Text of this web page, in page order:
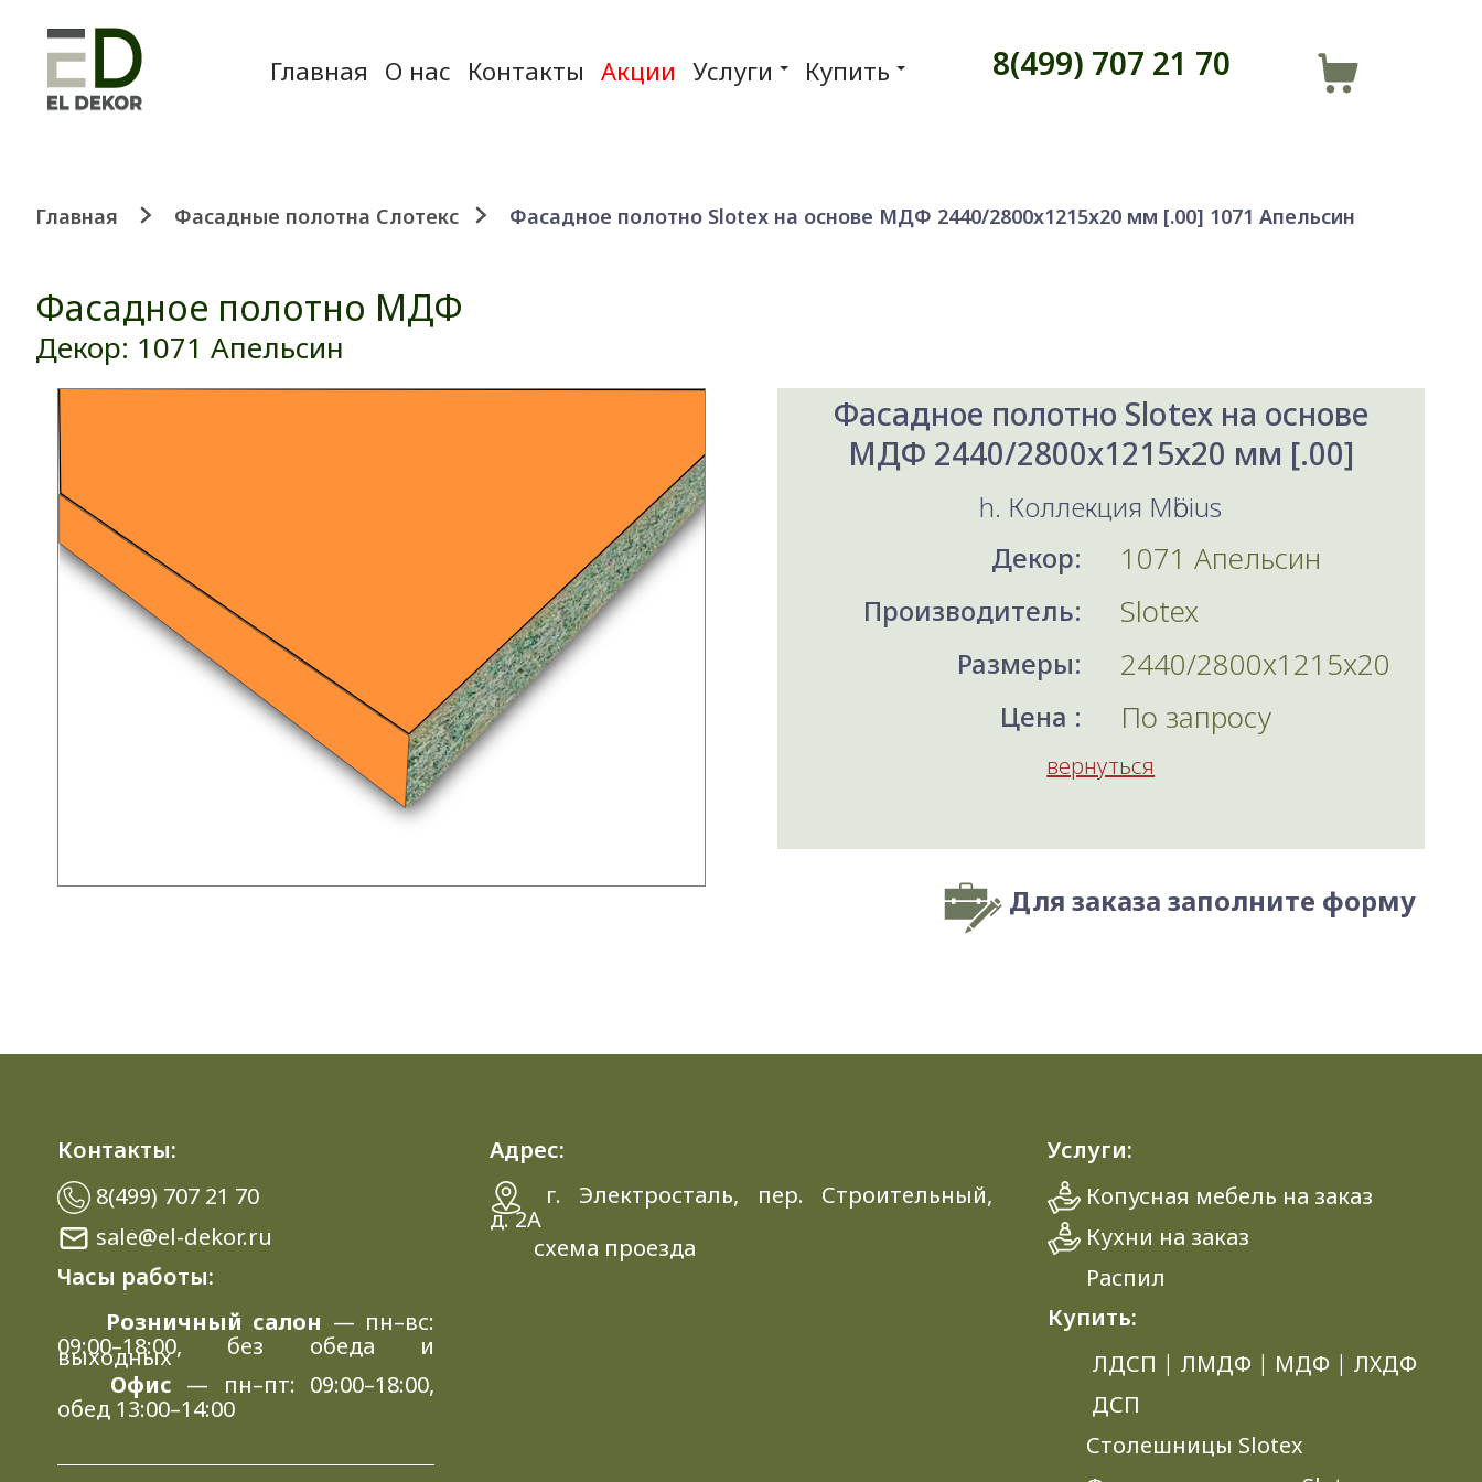
Главная О нас Контакты Акции Услуги Купить 8(499) 707 21 70
Главная Фасадные полотна Слотекс Фасадное полотно Slotex на основе МДФ 2440/2800x1215x20 мм [.00] 1071 Апельсин
Фасадное полотно МДФ
Декор: 1071 Апельсин
Фасадное полотно Slotex на основе
МДФ 2440/2800x1215x20 мм [.00]
h. Коллекция Mӧbius
Декор:
1071 Апельсин
Производитель: Slotex
Размеры: 2440/2800x1215x20
Цена : По запросу
вернуться
Для заказа заполните форму
Контакты:
8(499) 707 21 70
sale@el-dekor.ru
Часы работы:
Розничный салон — пн–вс:
09:00–18:00, без обеда и
выходных
Офис — пн–пт: 09:00–18:00,
обед 13:00–14:00
Адрес:
г. Электросталь, пер. Строительный,
д. 2A
схема проезда
Услуги:
Копусная мебель на заказ
Кухни на заказ
Распил
Купить:
ЛДСП | ЛМДФ | МДФ | ЛХДФ
ДСП
Столешницы Slotex